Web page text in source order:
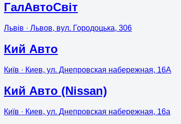
ГалАвтоСвіт
Львів · Львов, вул. Городоцька, 306
Кий Авто
Київ · Киев, ул. Днепровская набережная, 16А
Кий Авто (Nissan)
Київ · Киев, ул. Днепровская набережная, 16а